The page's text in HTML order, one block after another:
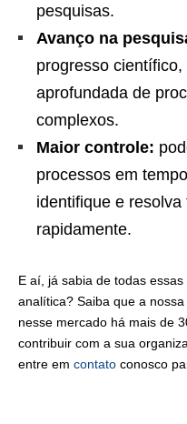
pesquisas.
Avanço na
progresso
aprofundada de
complexos.
Maior controle:
processos em
identifique e
rapidamente.
E aí, já sabia de todas
analítica? Saiba que a
nesse mercado há mais de
contribuir com a sua
entre em contato conosco